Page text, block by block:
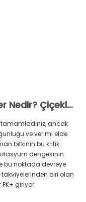
Green House Feeding Booster Nedir? Çiçeklenme Döneminde Verimi Artırmanın Yolu
ancak
ve verimi elde
bitkinin bu kritik
dengesinin
bu noktada devreye
biri olan
giriyor.